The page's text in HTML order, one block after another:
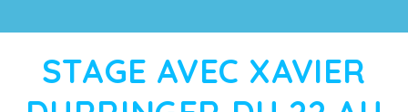
STAGE AVEC XAVIER